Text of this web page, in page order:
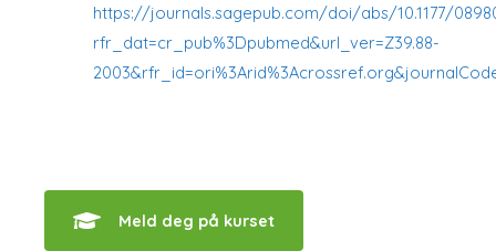
https://journals.sagepub.com/doi/abs/10.1177/
rfr_dat=cr_pub%3Dpubmed&url_ver=Z39.88-
Meld deg på kurset